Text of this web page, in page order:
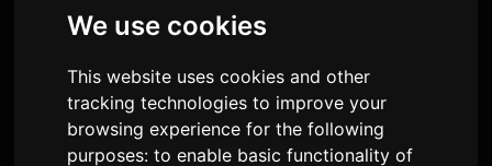
We use cookies
This website uses cookies and other
tracking technologies to improve your
browsing experience for the following
purposes:to enable basic functionality of